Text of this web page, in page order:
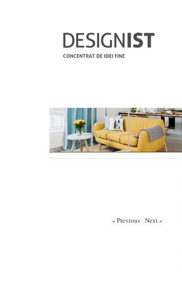
« Previous/ Next »